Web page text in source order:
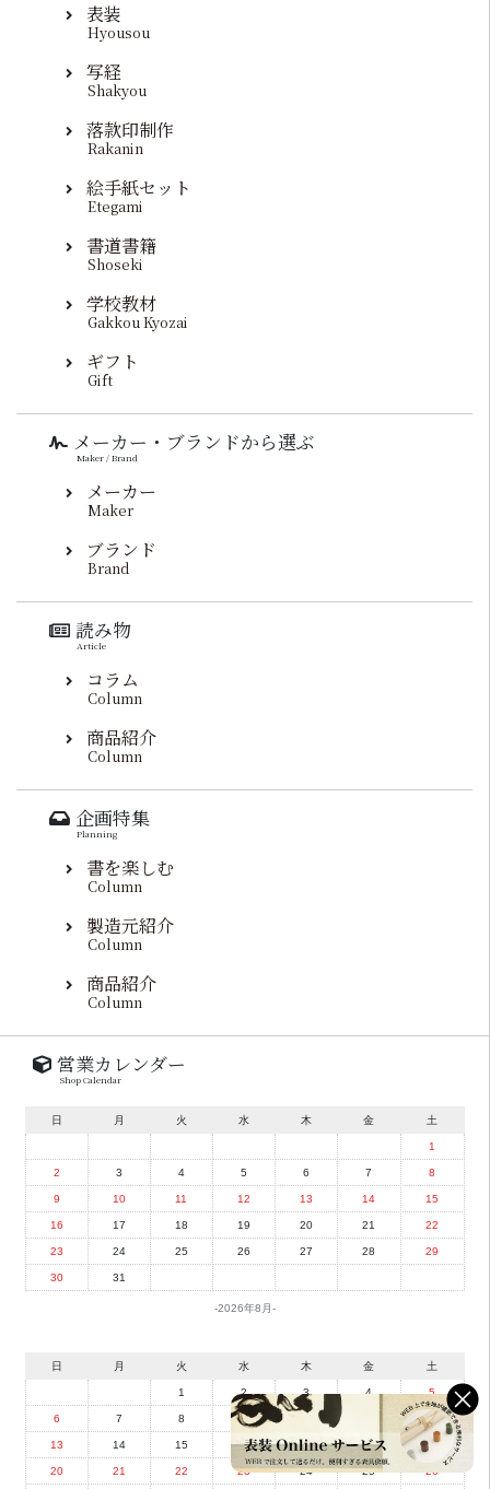
表装
Hyousou
写経
Shakyou
落款印制作
Rakanin
絵手紙セット
Etegami
書道書籍
Shoseki
学校教材
Gakkou Kyozai
ギフト
Gift
メーカー・ブランドから選ぶ
Maker / Brand
メーカー
Maker
ブランド
Brand
読み物
Article
コラム
Column
商品紹介
Column
企画特集
Planning
書を楽しむ
Column
製造元紹介
Column
商品紹介
Column
営業カレンダー
Shop Calendar
2026年8月
日 月 火 水 木 金 土
1
2 3 4 5 6 7 8
9 10 11 12 13 14 15
16 17 18 19 20 21 22
23 24 25 26 27 28 29
30 31
日 月 火 水 木 金 土
1 2 3 4 5
6 7 8 9 12
13 14 15 16 17 18 19
20 21 22 23 24 25 26